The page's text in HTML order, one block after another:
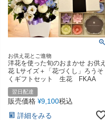
お供え花とご進物
洋花を使った旬のおまかせ お供え
花 Lサイズ＋「花づくし」ろうそ
くギフトセット 生花 FKAA
翌日配達
販売価格 ¥9,100税込
詳細をみる